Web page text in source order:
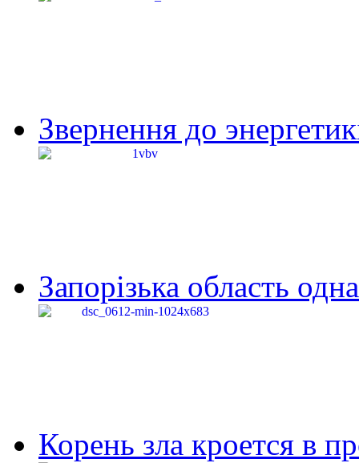
Звернення до
Запорізька область
Корень зла кроется в